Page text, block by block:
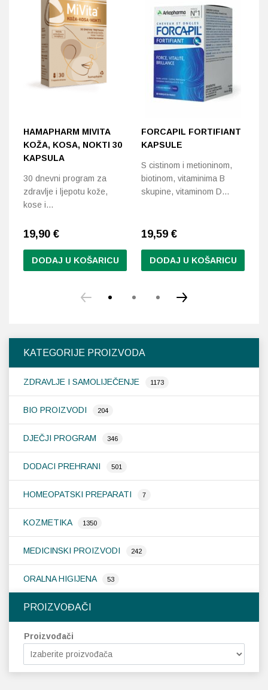
KATEGORIJE PROIZVODA
ZDRAVLJE I SAMOLIJEČENJE 1173
BIO PROIZVODI 204
DJEČJI PROGRAM 346
DODACI PREHRANI 501
HOMEOPATSKI PREPARATI 7
KOZMETIKA 1350
MEDICINSKI PROIZVODI 242
ORALNA HIGIJENA 53
PROIZVOĐAČI
Proizvođači
HAMAPHARM MIVITA
KOŽA, KOSA, NOKTI 30
KAPSULA
30 dnevni program za
zdravlje i ljepotu kože,
kose i…
19,90 €
DODAJ U KOŠARICU
FORCAPIL FORTIFIANT
KAPSULE
S cistinom i metioninom,
biotinom, vitaminima B
skupine, vitaminom D…
19,59 €
DODAJ U KOŠARICU